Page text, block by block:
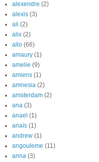
alexendre (2)
alexis (3)
ali (2)
alix (2)
allo (66)
amaury (1)
amelie (9)
amiens (1)
amnesia (2)
amsterdam (2)
ana (3)
anael (1)
anaïs (1)
andrew (1)
angouleme (11)
anna (3)